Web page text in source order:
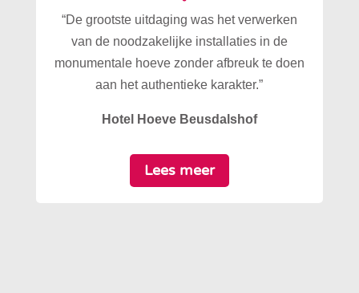
“De grootste uitdaging was het verwerken
van de noodzakelijke installaties in de
monumentale hoeve zonder afbreuk te doen
aan het authentieke karakter.”
Hotel Hoeve Beusdalshof
Lees meer